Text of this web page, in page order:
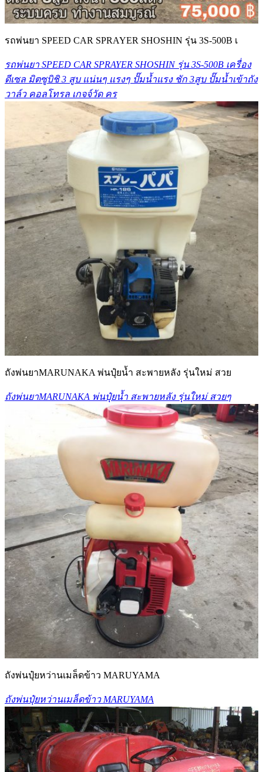
รถพ่นยา SPEED CAR SPRAYER SHOSHIN รุ่น 3S-500B เ
รถพ่นยา SPEED CAR SPRAYER SHOSHIN รุ่น 3S-500B เครื่อง
ดีเซล มิตซูบิชิ 3 สูบ แน่นๆ แรงๆ ปั๊มน้ำแรง ชัก 3สูบ ปั๊มน้ำเข้าถัง
วาล์ว คอลโทรล เกจจ์วัด คร
ถังพ่นยาMARUNAKA พ่นปุ๋ยน้ำ สะพายหลัง รุ่นใหม่ สวย
ถังพ่นยาMARUNAKA พ่นปุ๋ยน้ำ สะพายหลัง รุ่นใหม่ สวยๆ
ถังพ่นปุ๋ยหว่านเมล็ดข้าว MARUYAMA
ถังพ่นปุ๋ยหว่านเมล็ดข้าว MARUYAMA